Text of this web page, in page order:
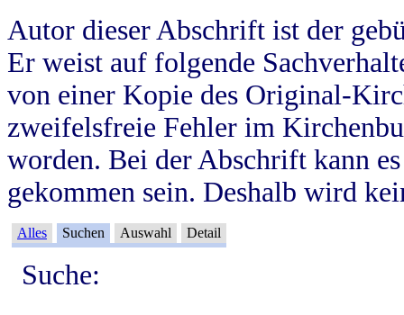
Autor dieser Abschrift ist der
Er weist auf folgende
von einer Kopie des Original-
zweifelsfreie Fehler im
worden. Bei der Abschrift kann
gekommen sein. Deshalb wird
Alles Suchen Auswahl Detail
Suche: